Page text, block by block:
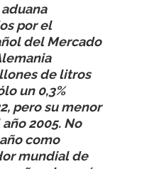
por el
del Mercado
de litros
un 0,3%
pero su menor
2005. No
como
mundial de